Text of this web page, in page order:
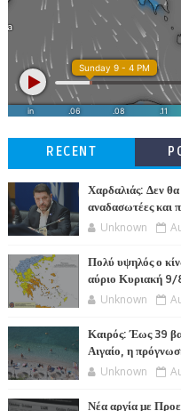
RECENT
Χαρδαλιάς: Δεν θα
αναδασωτέες και
Unknown
Πολύ υψηλός ο
αύριο Κυριακή
Unknown
Καιρός: Έως 39
Αιγαίο, η
Unknown
Νέα αργία με